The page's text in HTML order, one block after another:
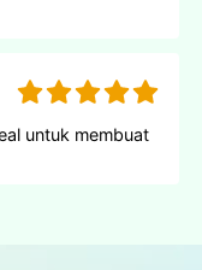
untuk membuat